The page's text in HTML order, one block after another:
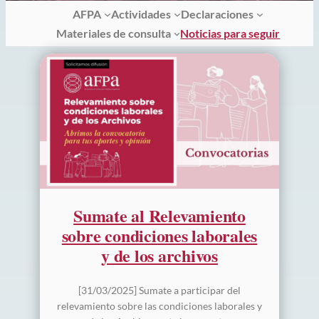
AFPA Actividades
Declaraciones
Materiales de consulta
Noticias para seguir
Sumate al Relevamiento
sobre condiciones laborales
y de los archivos
[31/03/2025] Sumate a participar del
relevamiento sobre las condiciones laborales y